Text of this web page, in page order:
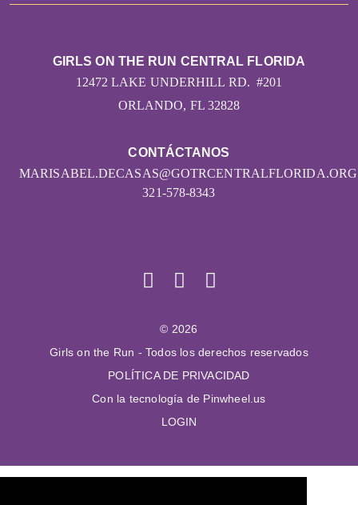
CONTÁCTANOS
MARISABEL.DECASAS@GOTRCENTRALFLORIDA.ORG
321-578-8343
GIRLS ON THE RUN CENTRAL FLORIDA
12472 LAKE UNDERHILL RD. #201
ORLANDO, FL 32828
© 2026
Girls on the Run - Todos los derechos reservados
POLÍTICA DE PRIVACIDAD
Con la tecnología de Pinwheel.us
LOGIN